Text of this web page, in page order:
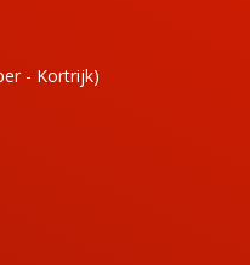
- Kortrijk)